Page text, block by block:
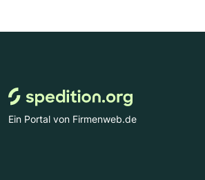
Ein Portal von Firmenweb.de